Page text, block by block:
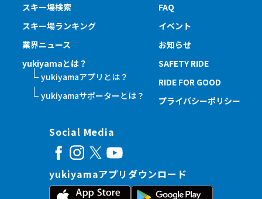
スキー場検索
スキー場ランキング
業界ニュース
yukiyamaとは？
yukiyamaアプリとは？
yukiyamaサポーターとは？
FAQ
イベント
お知らせ
SAFETY RIDE
RIDE FOR GOOD
プライバシーポリシー
Social Media
yukiyamaアプリダウンロード